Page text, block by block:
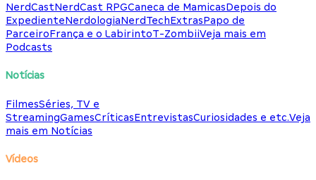
NerdCastNerdCast RPGCaneca de MamicasDepois do
ExpedienteNerdologiaNerdTechExtrasPapo de
ParceiroFrança e o LabirintoT-ZombiiVeja mais em
Podcasts
Notícias
FilmesSéries, TV e
StreamingGamesCríticasEntrevistasCuriosidades e etc.Veja
mais em Notícias
Vídeos